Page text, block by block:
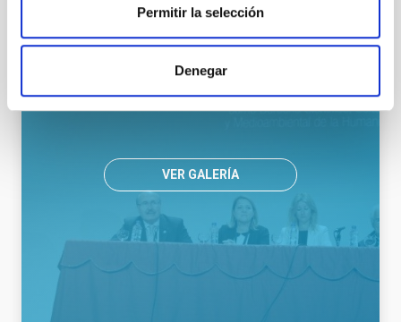
Permitir la selección
Denegar
VER GALERÍA